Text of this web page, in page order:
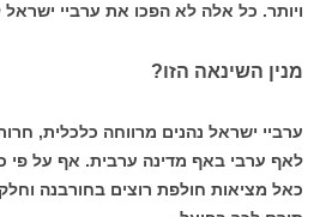
ויותר. כל אלה לא הפכו את ערביי
מנין השינאה הזו?
ערביי ישראל נהנים מרווחה כלכלית,
לאף ערבי באף מדינה ערבית. אף על פי
כאל מציאות חולפת רוצים בחורבנה